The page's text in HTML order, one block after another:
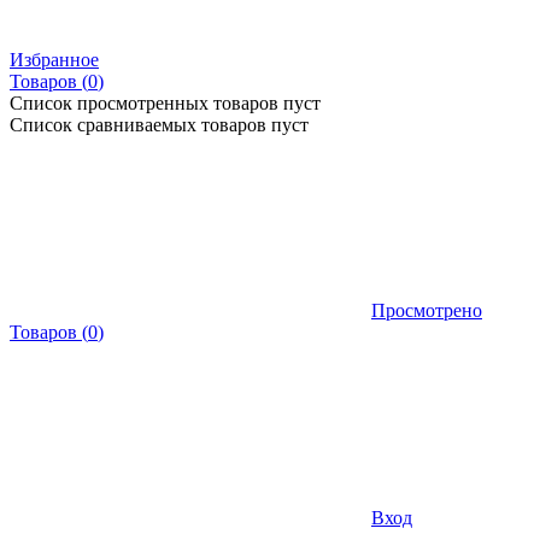
Избранное
Товаров (0)
Список просмотренных товаров пуст
Список сравниваемых товаров пуст
Просмотрено
Товаров (0)
Вход